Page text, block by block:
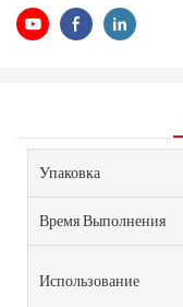
Упаковка
Время Выполнения
Использование